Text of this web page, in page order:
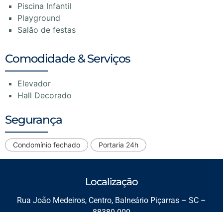
Piscina Infantil
Playground
Salão de festas
Comodidade & Serviços
Elevador
Hall Decorado
Segurança
Condomínio fechado Portaria 24h
Localização
Rua João Medeiros, Centro, Balneário Piçarras – SC –